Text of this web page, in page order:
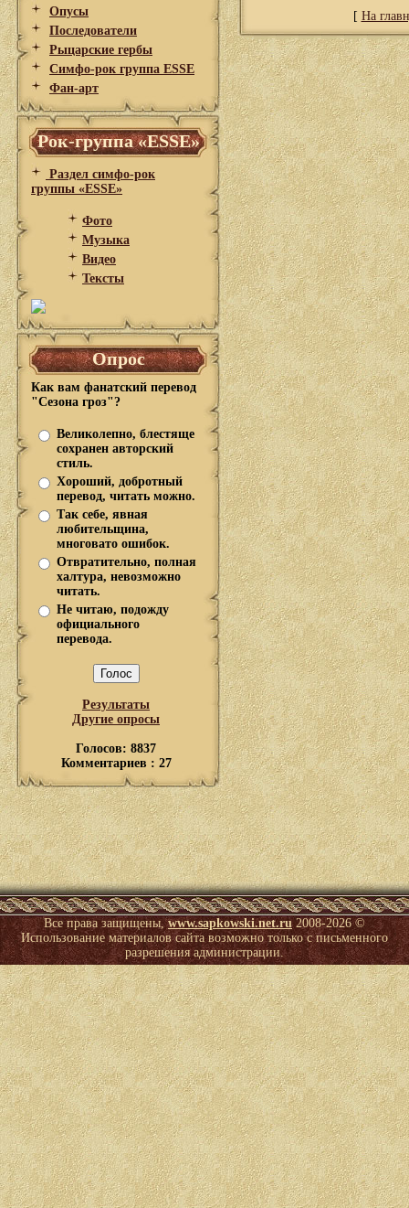
Опусы
Последователи
Рыцарские гербы
Симфо-рок группа ESSE
Фан-арт
Рок-группа «ESSE»
Раздел симфо-рок
группы «ESSE»
Фото
Музыка
Видео
Тексты
Опрос
Как вам фанатский перевод
"Сезона гроз"?
Великолепно, блестяще
сохранен авторский
стиль.
Хороший, добротный
перевод, читать можно.
Так себе, явная
любительщина,
многовато ошибок.
Отвратительно, полная
халтура, невозможно
читать.
Не читаю, подожду
официального
перевода.
Результаты
Другие опросы
Голосов: 8837
Комментариев : 27
[ На
Все права защищены,www.sapkowski.net.ru2008-2026 ©
Использование материалов сайта возможно только с письменного
разрешения администрации.